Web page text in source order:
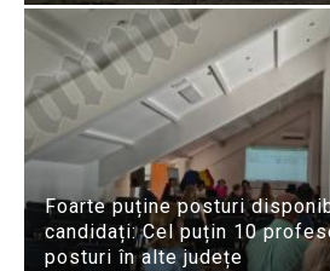
Foarte puține posturi
candidați: Cel puțin 10
posturi în alte județe